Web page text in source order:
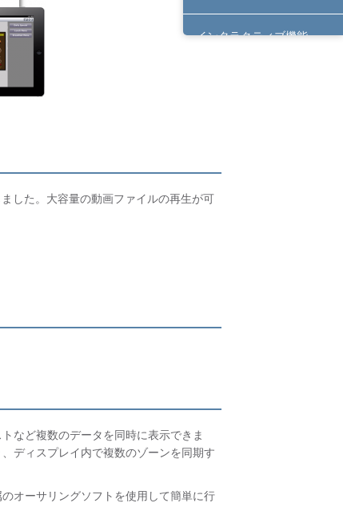
した。大容量の動画ファイルの再生が可
など複数のデータを同時に表示できま
ディスプレイ内で複数のゾーンを同期す
オーサリングソフトを使用して簡単に行
インタラクティブ機能
現する多彩な機能
筐体
タッチ/スワイプ